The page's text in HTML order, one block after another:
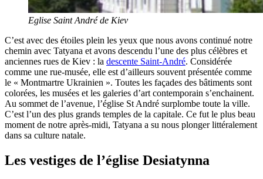
Eglise Saint André de Kiev
C’est avec des étoiles plein les yeux que nous avons continué notre
chemin avec Tatyana et avons descendu l’une des plus célèbres et
anciennes rues de Kiev : la descente Saint-André. Considérée
comme une rue-musée, elle est d’ailleurs souvent présentée comme
le « Montmartre Ukrainien ». Toutes les façades des bâtiments sont
colorées, les musées et les galeries d’art contemporain s’enchainent.
Au sommet de l’avenue, l’église St André surplombe toute la ville.
C’est l’un des plus grands temples de la capitale. Ce fut le plus beau
moment de notre après-midi, Tatyana a su nous plonger littéralement
dans sa culture natale.
Les vestiges de l’église Desiatynna